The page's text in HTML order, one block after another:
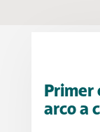
Primer
arco a